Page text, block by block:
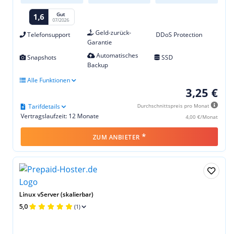
1,6 Gut
07/2026
Telefonsupport
Geld-zurück-
Garantie
DDoS Protection
Snapshots
Automatisches
Backup
SSD
Alle Funktionen
3,25 €
Durchschnittspreis pro Monat
4,00 €/Monat
Vertragslaufzeit: 12 Monate
Tarifdetails
ZUM ANBIETER *
Linux vServer (skalierbar)
5,0 (1)